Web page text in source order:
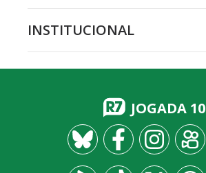
INSTITUCIONAL
JOGADA 10